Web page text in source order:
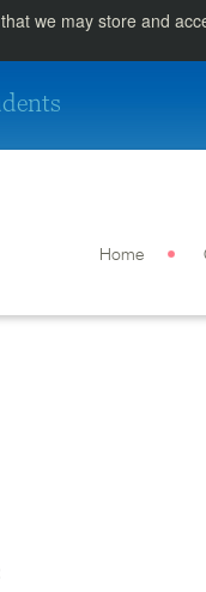
we may store and
Home